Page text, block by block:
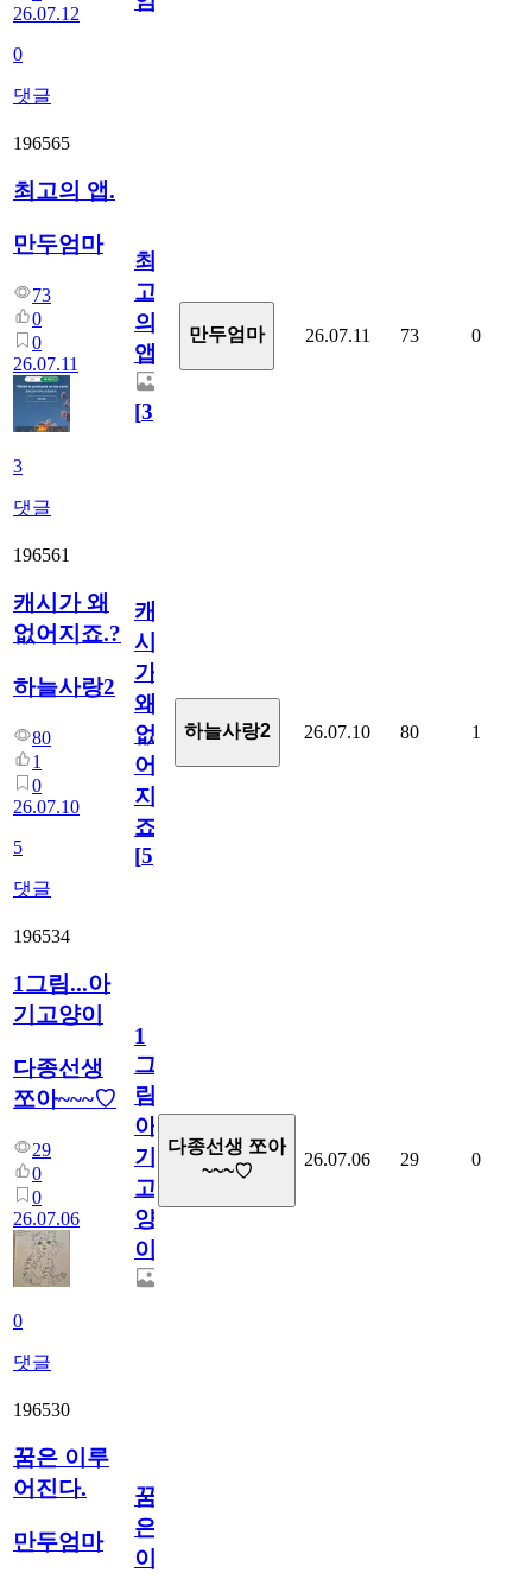
26.07.12
0
댓글
196565
최고의 앱.
만두엄마
73
0
0
26.07.11
3
댓글
최
고
의
앱.
[3]
만두엄마 26.07.11 73 0
196561
캐시가 왜
없어지죠.?
하늘사랑2
80
1
0
26.07.10
5
댓글
캐
시
가
왜
없
어
지
죠.?
[5]
하늘사랑2 26.07.10 80 1
196534
1그림...아
기고양이
다종선생
쪼아~~~♡
29
0
0
26.07.06
0
댓글
1
그
림...
아
기
고
양
이
다종선생 쪼아
~~~♡
26.07.06 29 0
196530
꿈은 이루
어진다.
만두엄마
꿈
은
이